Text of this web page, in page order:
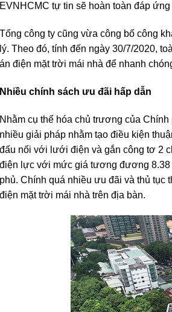
EVNHCMC tự tin sẽ hoàn toàn đáp
Tổng công ty cũng vừa công bố công
lý. Theo đó, tính đến ngày 30/7/2020,
án điện mặt trời mái nhà để nhanh
Nhiều chính sách ưu đãi hấp dẫn
Nhằm cụ thể hóa chủ trương của
nhiều giải pháp nhằm tạo điều kiện
đấu nối với lưới điện và gắn công tơ 2
điện lực với mức giá tương đương 8.38
phủ. Chính quá nhiều ưu đãi và thủ tục
điện mặt trời mái nhà trên địa bàn.